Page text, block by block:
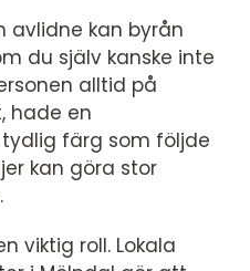
avlidne kan byrån
du själv kanske inte
alltid på
hade en
färg som följde
kan göra stor
viktig roll. Lokala